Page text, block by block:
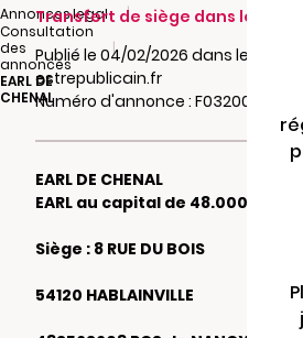
Annonces.legal
|
Consultation
des
annonces
|
EARL DE
CHENAL
Transfert de siège dans le
Publié le 04/02/2026 dans le journal
estrepublicain.fr
Numéro d'annonce :
EARL DE CHENAL
EARL au capital de 48.000 €
Siège : 8 RUE DU BOIS
54120 HABLAINVILLE